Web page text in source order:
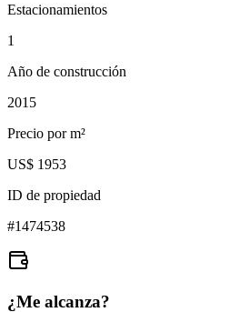
Estacionamientos
1
Año de construcción
2015
Precio por m²
US$ 1953
ID de propiedad
#1474538
¿Me alcanza?